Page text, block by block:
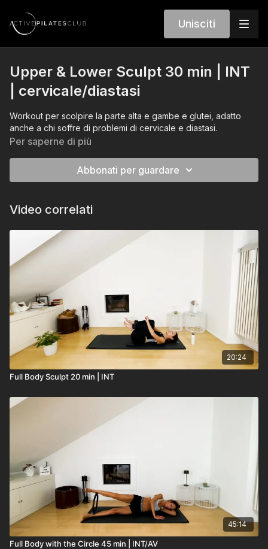
Unisciti
Upper & Lower Sculpt 30 min | INT
| cervicale/diastasi
Workout per scolpire la parte alta e gambe e glutei, adatto
anche a chi soffre di problemi di cervicale e diastasi.
Per saperne di più
Abbonati per guardare
Video correlati
20:24
Full Body Sculpt 20 min | INT
45:14
Full Body with the Circle 45 min | INT/AV